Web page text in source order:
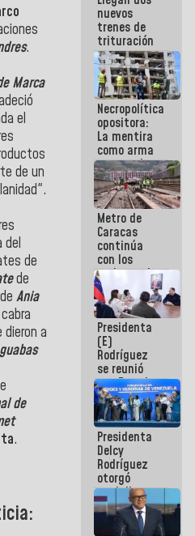
.
Marca
el
de un
del
de
de
Ania
a
de
.
nuevos
trenes de
trituración
para
optimizar
manejo de
escombros
en La Guaira
Necropolítica
opositora:
La mentira
como arma
contra el
Pueblo
Metro de
Caracas
continúa
con los
trabajos de
mantenimiento
e inspección
en la Línea 2
Presidenta
(E)
Rodríguez
se reunió
con Estado
Mayor
Eléctrico
para
abordar
planes de
acción
Presidenta
Delcy
Rodríguez
otorgó
medalla
"Héroe de
Venezuela"